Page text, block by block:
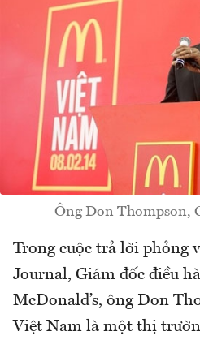
Ông Don Thompson,
Trong cuộc trả lời phỏng
Journal, Giám đốc điều
McDonald’s, ông Don
Việt Nam là một thị